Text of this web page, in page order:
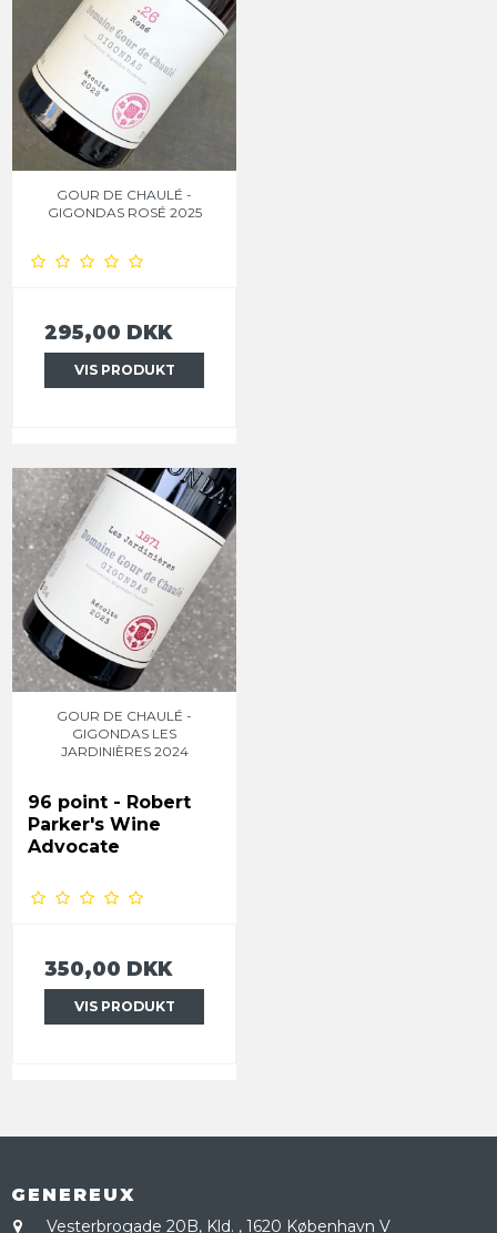
GOUR DE CHAULÉ -
GIGONDAS ROSÉ 2025
295,00 DKK
VIS PRODUKT
GOUR DE CHAULÉ -
GIGONDAS LES
JARDINIÈRES 2024
96 point - Robert
Parker's Wine
Advocate
350,00 DKK
VIS PRODUKT
GENEREUX
Vesterbrogade 20B, Kld. , 1620 København V